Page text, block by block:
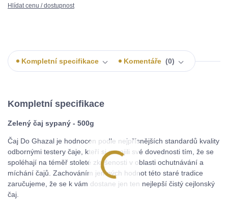
Hlídat cenu / dostupnost
Kompletní specifikace Komentáře 0
Kompletní specifikace
Zelený čaj sypaný - 500g
Čaj Do Ghazal je hodnocen podle nejpřísnějších standardů kvality
odbornými testery čaje, kteří si osvojili své dovednosti tím, že se
spoléhají na téměř stoleté zkušenosti v oblasti ochutnávání a
míchání čajů. Zachováním jemných hodnot této staré tradice
zaručujeme, že se k vám dostane jen ten nejlepší čistý cejlonský
čaj.